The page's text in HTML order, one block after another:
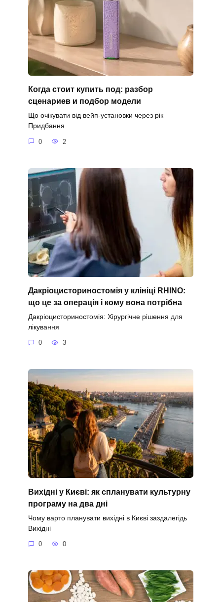
Когда стоит купить под: разбор
сценариев и подбор модели
Що очікувати від вейп-установки через рік
Придбання
0 2
Дакріоцисториностомія у клініці RHINO:
що це за операція і кому вона потрібна
Дакріоцисториностомія: Хірургічне рішення для
лікування
0 3
Вихідні у Києві: як спланувати культурну
програму на два дні
Чому варто планувати вихідні в Києві заздалегідь
Вихідні
0 0